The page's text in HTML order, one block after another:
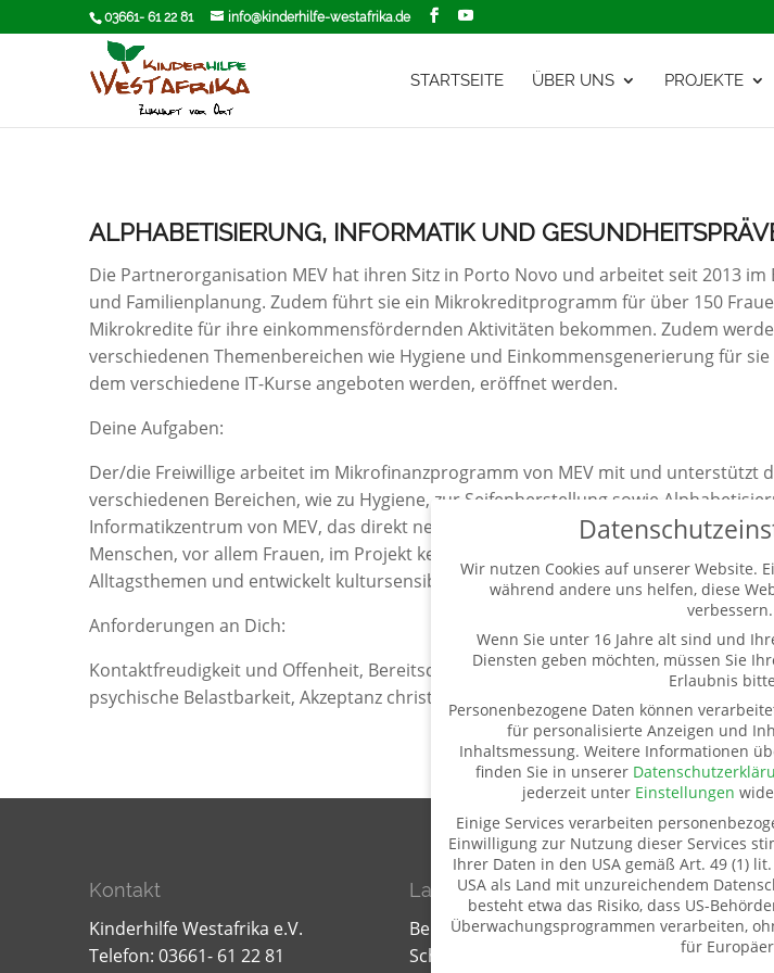
03661- 61 22 81 info@kinderhilfe-westafrika.de
STARTSEITE ÜBER UNS PROJEKTE
ALPHABETISIERUNG, INFORMATIK UND
Die Partnerorganisation MEV hat ihren Sitz in Porto Novo und arbeitet seit 2013
und Familienplanung. Zudem führt sie ein Mikrokreditprogramm für über 150
Mikrokredite für ihre einkommensfördernden Aktivitäten bekommen. Zudem
verschiedenen Themenbereichen wie Hygiene und Einkommensgenerierung für
dem verschiedene IT-Kurse angeboten werden, eröffnet werden.
Deine Aufgaben:
Der/die Freiwillige arbeitet im Mikrofinanzprogramm von MEV mit und unterstützt
verschiedenen Bereichen, wie zu Hygiene, zur Seifenherstellung sowie
Informatikzentrum von MEV, das direkt neben dem Mikrofinanzprojekt liegt, mit.
Menschen, vor allem Frauen, im Projekt kennen und vor seinem/ihrem eigenen
Alltagsthemen und entwickelt kultursensible Ansätze zur Vermittlung von Wissen.
Anforderungen an Dich:
Kontaktfreudigkeit und Offenheit, Bereitschaft, sich auf eine andere Kultur
psychische Belastbarkeit, Akzeptanz christlicher Werte.
Kontakt
Kinderhilfe Westafrika e.V.
Telefon: 03661- 61 22 81
Lager für Sachspenden
Bernd Weißbach
Schillerstr. 20
Wir nutzen Cookies auf unserer Website.
während andere uns helfen, diese
verbessern.
Wenn Sie unter 16 Jahre alt sind und
Diensten geben möchten, müssen Sie
Erlaubnis
Personenbezogene Daten können
für personalisierte Anzeigen und
Inhaltsmessung. Weitere Informationen
finden Sie in unserer
jederzeit unter Einstellungen
Einige Services verarbeiten
Einwilligung zur Nutzung dieser Services
Ihrer Daten in den USA gemäß Art. 49 (1)
USA als Land mit unzureichendem
besteht etwa das Risiko, dass US-
Überwachungsprogrammen verarbeiten,
für